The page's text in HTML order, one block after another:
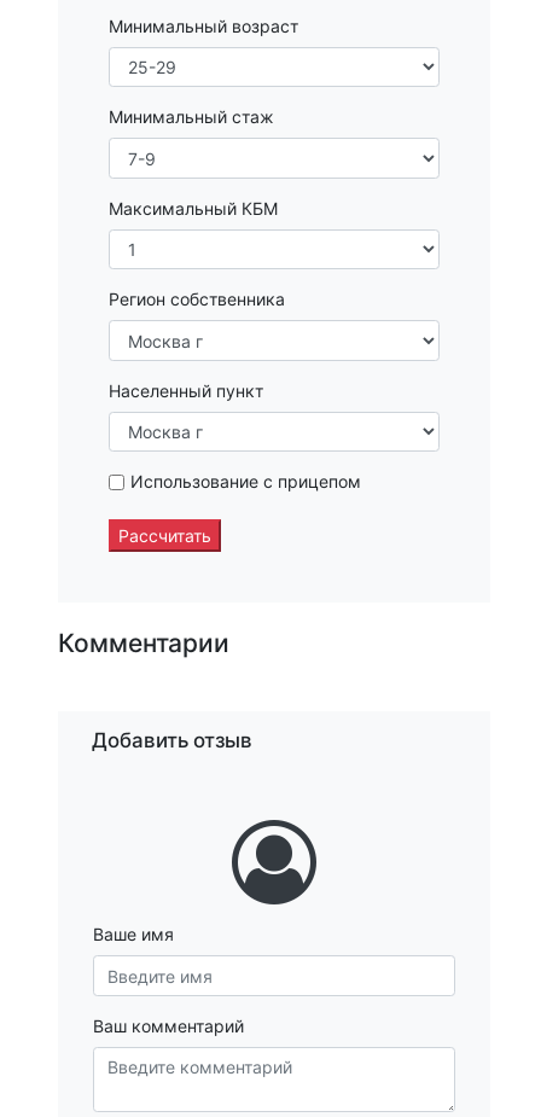
Минимальный возраст
Минимальный стаж
Максимальный КБМ
Регион собственника
Населенный пункт
Использование с прицепом
Рассчитать
Комментарии
Добавить отзыв
Ваше имя
Ваш комментарий